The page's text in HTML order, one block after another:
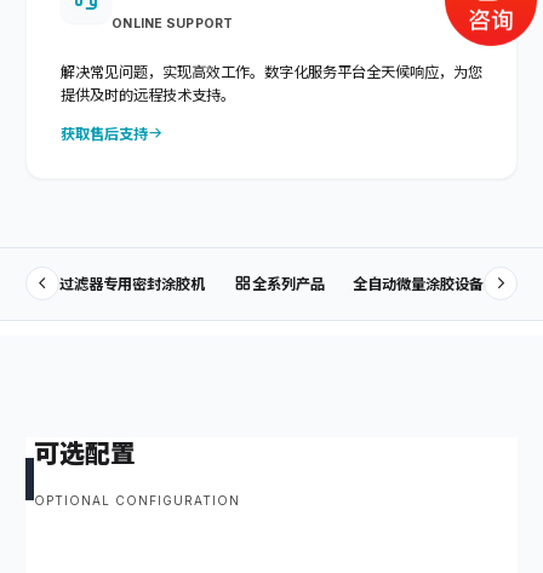
ONLINE SUPPORT
解决常见问题，实现高效工作。数字化服务平台全天候响应，为您
提供及时的远程技术支持。
获取售后支持
过滤器专用密封涂胶机 全系列产品 全自动微量涂胶设备
可选配置
OPTIONAL CONFIGURATION